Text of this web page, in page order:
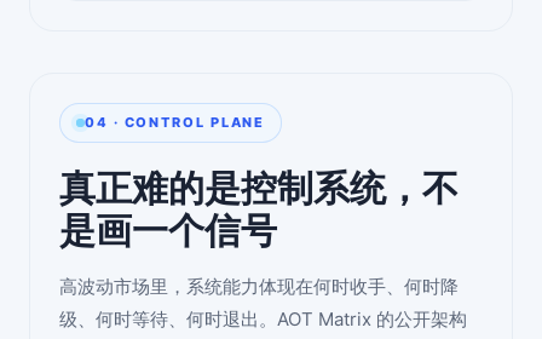
04 · CONTROL PLANE
真正难的是控制系统，不
是画一个信号
高波动市场里，系统能力体现在何时收手、何时降
级、何时等待、何时退出。AOT Matrix 的公开架构